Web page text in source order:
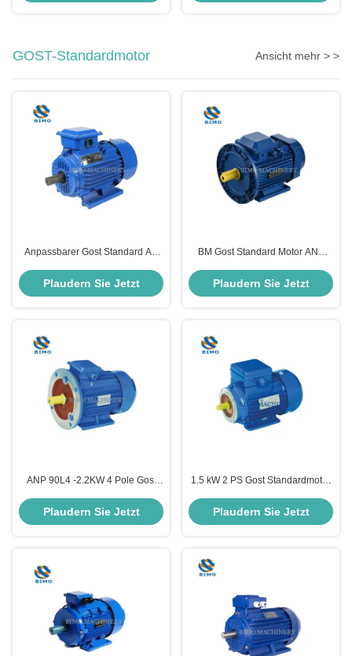
GOST-Standardmotor Ansicht mehr > >
Anpassbarer Gost Standard AC
Kupferdraht eingeschlossen ANP
Plaudern Sie Jetzt
BM Gost Standard Motor ANP
für Wasserpumpen
Plaudern Sie Jetzt
ANP 90L4 -2.2KW 4 Pole Gost
Elektromotor 380V
Plaudern Sie Jetzt
1.5 kW 2 PS Gost Standardmotor
Wechselstrom Induktions
Elektromotor
Plaudern Sie Jetzt